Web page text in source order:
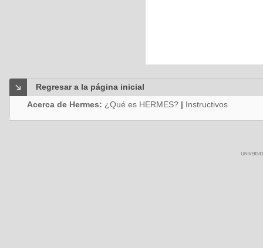
Regresar a la página inicial
Acerca de Hermes: ¿Qué es HERMES? | Instructivos